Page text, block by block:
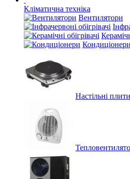
Кліматична техніка
Вентилятори
Кондиціонери
Настільні плити